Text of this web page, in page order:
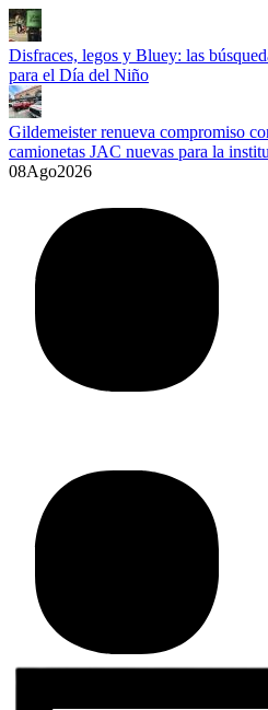
Disfraces, legos y Bluey: las
para el Día del Niño
Gildemeister renueva compromiso
camionetas JAC nuevas para la
08Ago2026